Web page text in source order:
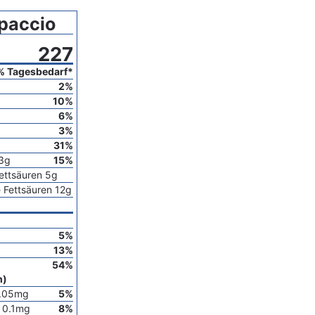
227
Tagesbedarf*
2%
10%
6%
3%
31%
g 15%
5g
12g
5%
13%
54%
mg 5%
0.1mg 8%